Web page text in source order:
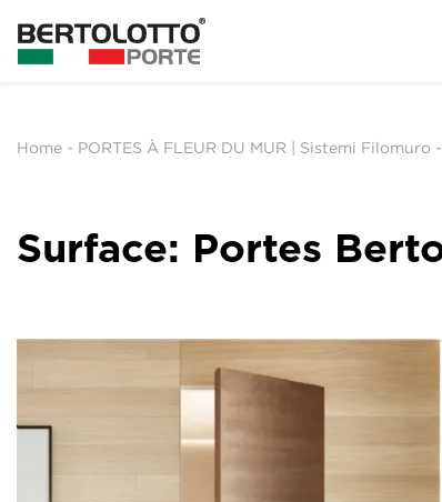
Home - PORTES À FLEUR DU MUR | Sistemi Filomuro -
Surface: Portes